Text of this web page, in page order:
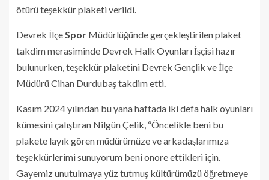
ötürü teşekkür plaketi verildi.
Devrek İlçeSpor Müdürlüğünde gerçekleştirilen plaket
takdim merasiminde Devrek Halk Oyunları İşçisi hazır
bulunurken, teşekkür plaketini Devrek Gençlik ve İlçe
Müdürü Cihan Durdubaş takdim etti.
Kasım 2024 yılından bu yana haftada iki defa halk oyunları
kümesini çalıştıran Nilgün Çelik, “Öncelikle beni bu
plakete layık gören müdürümüze ve arkadaşlarımıza
teşekkürlerimi sunuyorum beni onore ettikleri için.
Gayemiz unutulmaya yüz tutmuş kültürümüzü öğretmeye